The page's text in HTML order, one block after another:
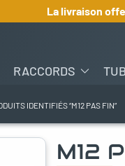
RACCORDS
IDENTIFIÉS “M12 PAS FIN”
M12
La livraison